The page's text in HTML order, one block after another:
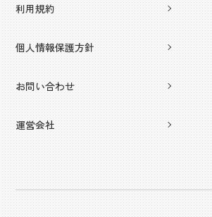
利用規約
個人情報保護方針
お問い合わせ
運営会社